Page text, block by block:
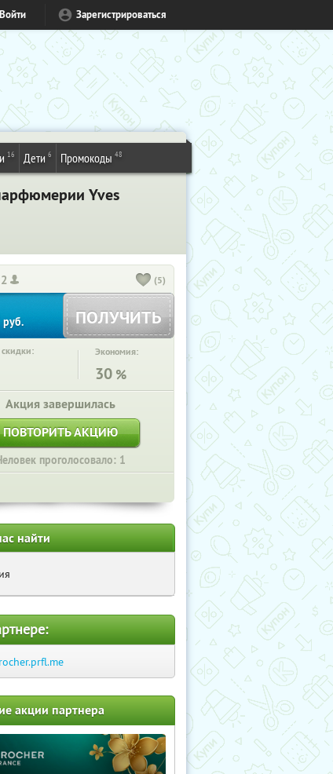
Войти Зарегистрироваться
16 Дети 6 Промокоды 48
Yves
2 (5)
руб. ПОЛУЧИТЬ
Экономия:
30 %
Акция завершилась
ПОВТОРИТЬ АКЦИЮ
проголосовало: 1
найти
акции партнера